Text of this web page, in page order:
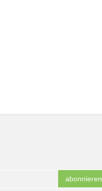
abonnieren